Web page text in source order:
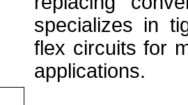
specializes in
flex circuits for
applications.